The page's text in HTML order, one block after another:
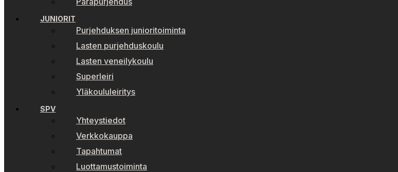
JUNIORIT
Purjehduksen junioritoiminta
Lasten purjehduskoulu
Lasten veneilykoulu
Superleiri
Yläkoululeiritys
SPV
Yhteystiedot
Verkkokauppa
Tapahtumat
Luottamustoiminta